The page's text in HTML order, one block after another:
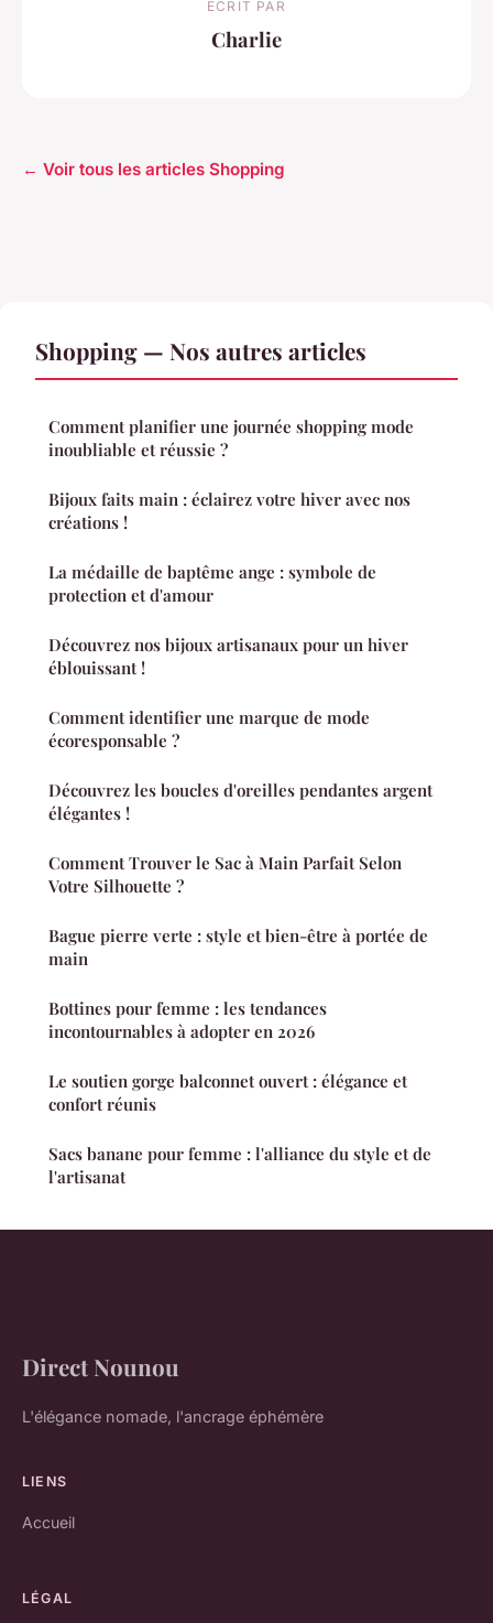
ECRIT PAR
Charlie
← Voir tous les articles Shopping
Shopping — Nos autres articles
Comment planifier une journée shopping mode
inoubliable et réussie ?
Bijoux faits main : éclairez votre hiver avec nos
créations !
La médaille de baptême ange : symbole de
protection et d'amour
Découvrez nos bijoux artisanaux pour un hiver
éblouissant !
Comment identifier une marque de mode
écoresponsable ?
Découvrez les boucles d'oreilles pendantes argent
élégantes !
Comment Trouver le Sac à Main Parfait Selon
Votre Silhouette ?
Bague pierre verte : style et bien-être à portée de
main
Bottines pour femme : les tendances
incontournables à adopter en 2026
Le soutien gorge balconnet ouvert : élégance et
confort réunis
Sacs banane pour femme : l'alliance du style et de
l'artisanat
Direct Nounou
L'élégance nomade, l'ancrage éphémère
LIENS
Accueil
LÉGAL